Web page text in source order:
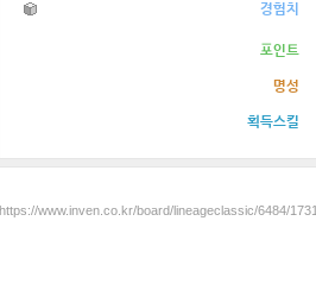
경험치
포인트
명성
획득스킬
https://www.inven.co.kr/board/lineageclassic/6484/1731